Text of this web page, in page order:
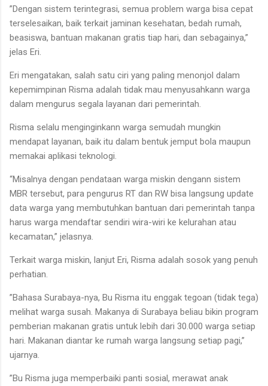
”Dengan sistem terintegrasi, semua problem warga bisa cepat
terselesaikan, baik terkait jaminan kesehatan, bedah rumah,
beasiswa, bantuan makanan gratis tiap hari, dan sebagainya,”
jelas Eri.
Eri mengatakan, salah satu ciri yang paling menonjol dalam
kepemimpinan Risma adalah tidak mau menyusahkann warga
dalam mengurus segala layanan dari pemerintah.
Risma selalu menginginkann warga semudah mungkin
mendapat layanan, baik itu dalam bentuk jemput bola maupun
memakai aplikasi teknologi.
“Misalnya dengan pendataan warga miskin dengann sistem
MBR tersebut, para pengurus RT dan RW bisa langsung update
data warga yang membutuhkan bantuan dari pemerintah tanpa
harus warga mendaftar sendiri wira-wiri ke kelurahan atau
kecamatan,” jelasnya.
Terkait warga miskin, lanjut Eri, Risma adalah sosok yang penuh
perhatian.
”Bahasa Surabaya-nya, Bu Risma itu enggak tegoan (tidak tega)
melihat warga susah. Makanya di Surabaya beliau bikin program
pemberian makanan gratis untuk lebih dari 30.000 warga setiap
hari. Makanan diantar ke rumah warga langsung setiap pagi,”
ujarnya.
”Bu Risma juga memperbaiki panti sosial, merawat anak